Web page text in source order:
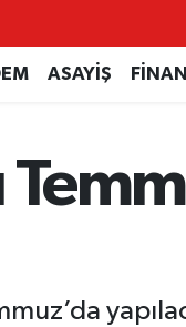
ASAYİŞ